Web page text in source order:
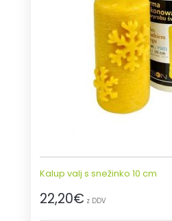
Kalup valj s snežinko 10 cm
22,20€ z DDV